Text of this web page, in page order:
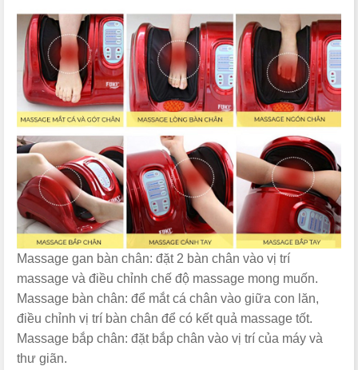
Massage gan bàn chân: đặt 2 bàn chân vào vị trí
massage và điều chỉnh chế độ massage mong muốn.
Massage bàn chân: để mắt cá chân vào giữa con lăn,
điều chỉnh vị trí bàn chân để có kết quả massage tốt.
Massage bắp chân: đặt bắp chân vào vị trí của máy và
thư giãn.